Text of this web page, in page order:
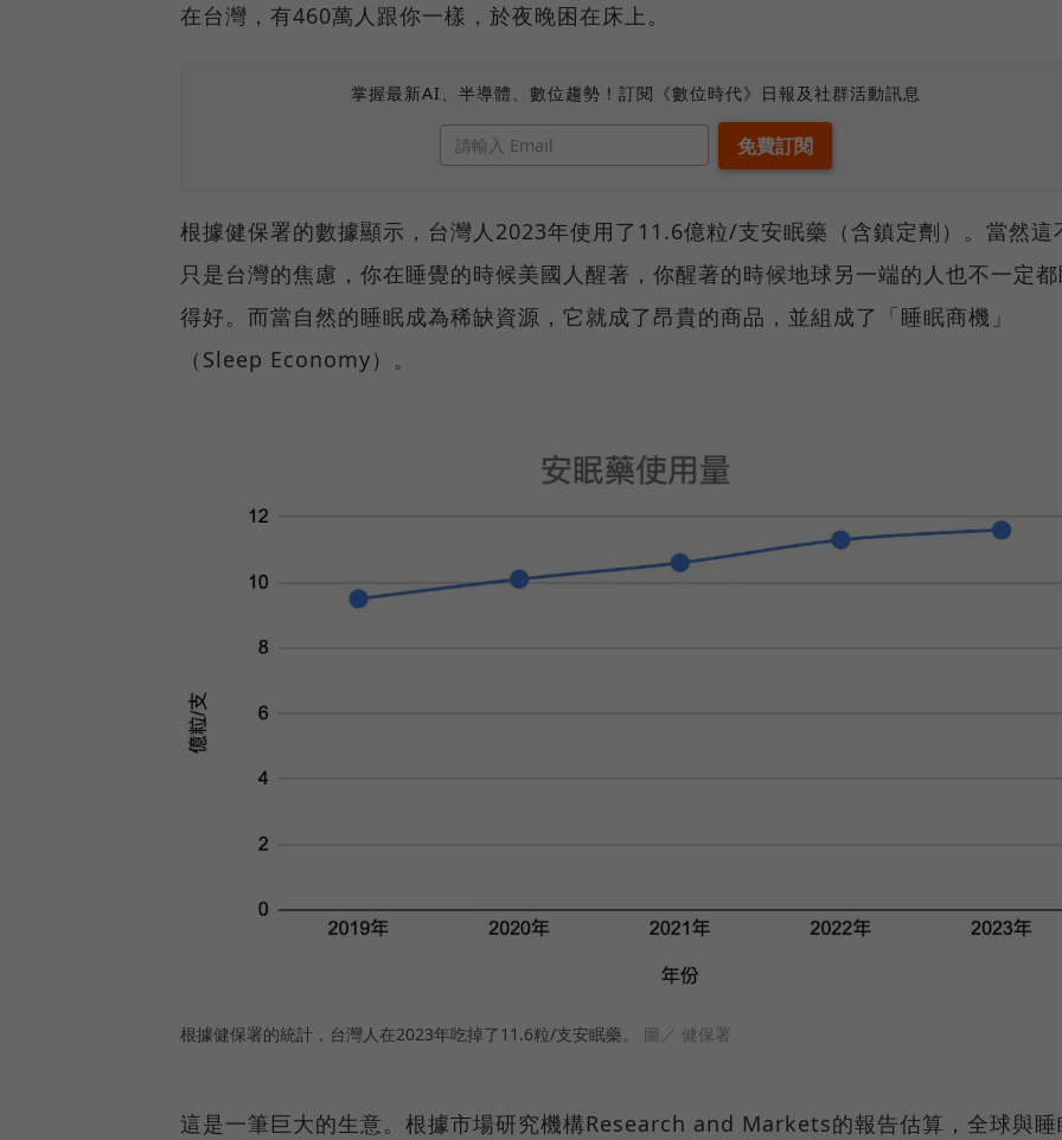
在台灣，有460萬人跟你一樣，於夜晚困在床上。
掌握最新AI、半導體、數位趨勢！訂閱《數位時代》日報及社群活動訊息
根據健保署的數據顯示，台灣人2023年使用了11.6億粒/支安眠藥（含鎮定劑）。當然這
只是台灣的焦慮，你在睡覺的時候美國人醒著，你醒著的時候地球另一端的人也不一定都
得好。而當自然的睡眠成為稀缺資源，它就成了昂貴的商品，並組成了「睡眠商機」
（Sleep Economy）。
根據健保署的統計，台灣人在2023年吃掉了11.6粒/支安眠藥。 圖／ 健保署
這是一筆巨大的生意。根據市場研究機構Research and Markets的報告估算，全球與睡